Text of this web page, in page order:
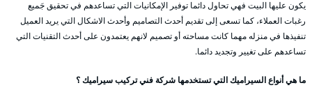
يكون عليها البيت فهي تحاول دائما توفير الإمكانيات التي تساعدهم في تحقيق جَميع
رغبات العملاء، كما تسعى إلى تقديم أحدث التصاميم وأحدث الاشكال التي يريد العميل
تنفيذها في منزله مهما كانت مساحته أو تصميم لانهم يعتمدون على أحدث التقنيات التي
تساعدهم على تغيير وتجديد دائما.
ما هي أنواع السيراميك التي تستخدمها شركة فني تركيب سيراميك ؟